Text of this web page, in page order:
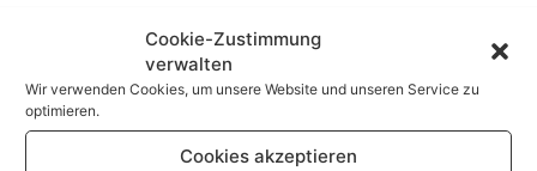
Cookie-Zustimmung
verwalten
Wir verwenden Cookies, um unsere Website und unseren Service zu
optimieren.
Cookies akzeptieren